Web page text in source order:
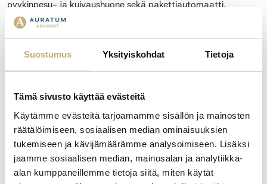
Suostumus Yksityiskohdat Tietoja
Tämä sivusto käyttää evästeitä
Käytämme evästeitä tarjoamamme sisällön ja mainosten
räätälöimiseen, sosiaalisen median ominaisuuksien
tukemiseen ja kävijämäärämme analysoimiseen. Lisäksi
jaamme sosiaalisen median, mainosalan ja analytiikka-
alan kumppaneillemme tietoja siitä, miten käytät
pyykinpesu- ja kuivaushuone sekä pakettiautomaatti.
Solarikseen on sisustussuunnittelija laatinut kolme konseptia:
Yhtiön asunnot ovat valmistuneet keväällä 2024. Kohteen
maksaa myymättömien asuntojen hoito- ja
pääomavastikkeet kohteen valmistumisen jälkeen niin kauan,
kunnes asunnot on myyty. Muut osakkeenomistajat eivät
joudu osallistumaan näihin kuluihin.
LISÄTETOJA KOHTEESTA JA MUISTA MYYTÄVISTÄ
ASUNNOISTA: